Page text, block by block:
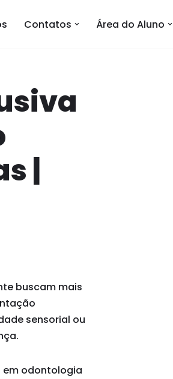
Contatos Área do Aluno
|
buscam mais
sensorial ou
em odontologia